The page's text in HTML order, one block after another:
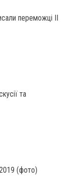
переможці ІІ
та
(фото)